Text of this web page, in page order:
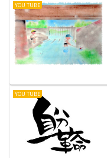
YOU TUBE
YOU TUBE